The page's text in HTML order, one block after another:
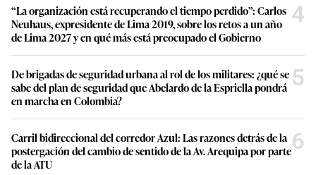
“La organización está recuperando el tiempo perdido”: Carlos
Neuhaus, expresidente de Lima 2019, sobre los retos a un año
de Lima 2027 y en qué más está preocupado el Gobierno
4
De brigadas de seguridad urbana al rol de los militares: ¿qué se
sabe del plan de seguridad que Abelardo de la Espriella pondrá
en marcha en Colombia?
5
Carril bidireccional del corredor Azul: Las razones detrás de la
postergación del cambio de sentido de la Av. Arequipa por parte
de la ATU
6